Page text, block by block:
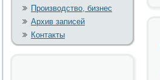
Производство, бизнес
Архив записей
Контакты